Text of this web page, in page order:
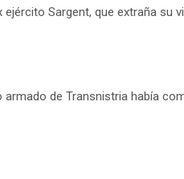
Sargent, que extraña su
de Transnistria había